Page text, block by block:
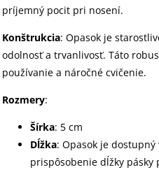
príjemný pocit pri nosení.
Konštrukcia: Opasok je
odolnosť a trvanlivosť. Táto
používanie a náročné cvičenie.
Rozmery:
Šírka: 5 cm
Dĺžka: Opasok je
prispôsobenie dĺžky